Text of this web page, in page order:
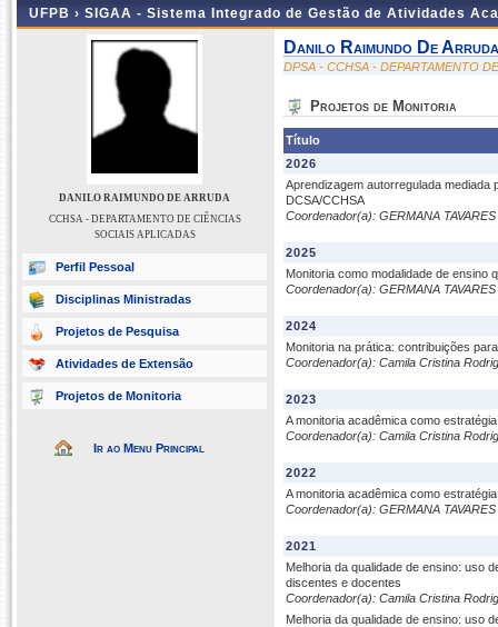
UFPB › SIGAA - Sistema Integrado de Gestão de Atividades
DANILO RAIMUNDO DE ARRUDA
CCHSA - DEPARTAMENTO DE CIÊNCIAS
SOCIAIS APLICADAS
Perfil Pessoal
Disciplinas Ministradas
Projetos de Pesquisa
Atividades de Extensão
Projetos de Monitoria
Ir ao Menu Principal
Danilo Raimundo De Arruda
DPSA - CCHSA - DEPARTAMENTO
Projetos de Monitoria
Título
2026
Aprendizagem autorregulada mediada
DCSA/CCHSA
Coordenador(a): GERMANA
2025
Monitoria como modalidade de ensino
Coordenador(a): GERMANA
2024
Monitoria na prática: contribuições
Coordenador(a): Camila Cristina
2023
A monitoria acadêmica como
Coordenador(a): Camila Cristina
2022
A monitoria acadêmica como
Coordenador(a): GERMANA
2021
Melhoria da qualidade de ensino: uso
discentes e docentes
Coordenador(a): Camila Cristina
Melhoria da qualidade de ensino: uso